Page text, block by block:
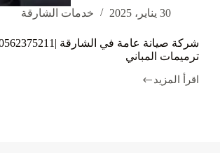
30 يناير، 2025 خدمات الشارقة
ترميمات المباني
اقرأ المزيد
شركة